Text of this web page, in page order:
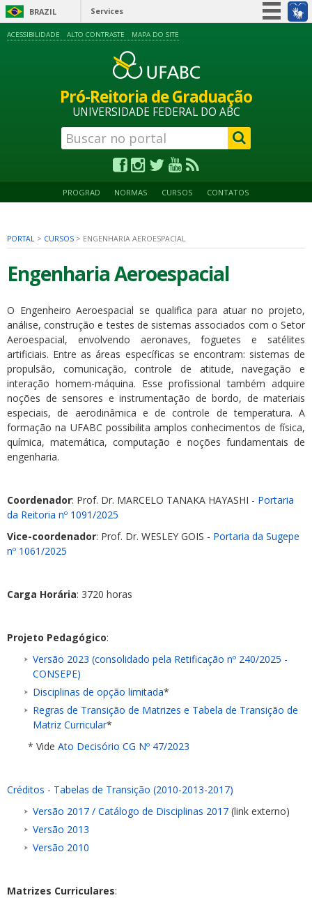
BRAZIL Services
Information access
Legislation
ACESSIBILIDADE ALTO CONTRASTE MAPA DO SITE
Pró-Reitoria de Graduação
UNIVERSIDADE FEDERAL DO ABC
PROGRAD NORMAS CURSOS CONTATOS
PORTAL > CURSOS > ENGENHARIA AEROESPACIAL
Engenharia Aeroespacial
O Engenheiro Aeroespacial se qualifica para atuar no projeto,
análise, construção e testes de sistemas associados com o Setor
Aeroespacial, envolvendo aeronaves, foguetes e satélites
artificiais. Entre as áreas específicas se encontram: sistemas de
propulsão, comunicação, controle de atitude, navegação e
interação homem-máquina. Esse profissional também adquire
noções de sensores e instrumentação de bordo, de materiais
especiais, de aerodinâmica e de controle de temperatura. A
formação na UFABC possibilita amplos conhecimentos de física,
química, matemática, computação e noções fundamentais de
engenharia.
Coordenador: Prof. Dr. MARCELO TANAKA HAYASHI - Portaria
da Reitoria nº 1091/2025
Vice-coordenador: Prof. Dr. WESLEY GOIS - Portaria da Sugepe
nº 1061/2025
Carga Horária: 3720 horas
Projeto Pedagógico:
Versão 2023 (consolidado pela Retificação nº 240/2025 -
CONSEPE)
Disciplinas de opção limitada*
Regras de Transição de Matrizes e Tabela de Transição de
Matriz Curricular*
* Vide Ato Decisório CG Nº 47/2023
Créditos - Tabelas de Transição (2010-2013-2017)
Versão 2017 / Catálogo de Disciplinas 2017 (link externo)
Versão 2013
Versão 2010
Matrizes Curriculares: